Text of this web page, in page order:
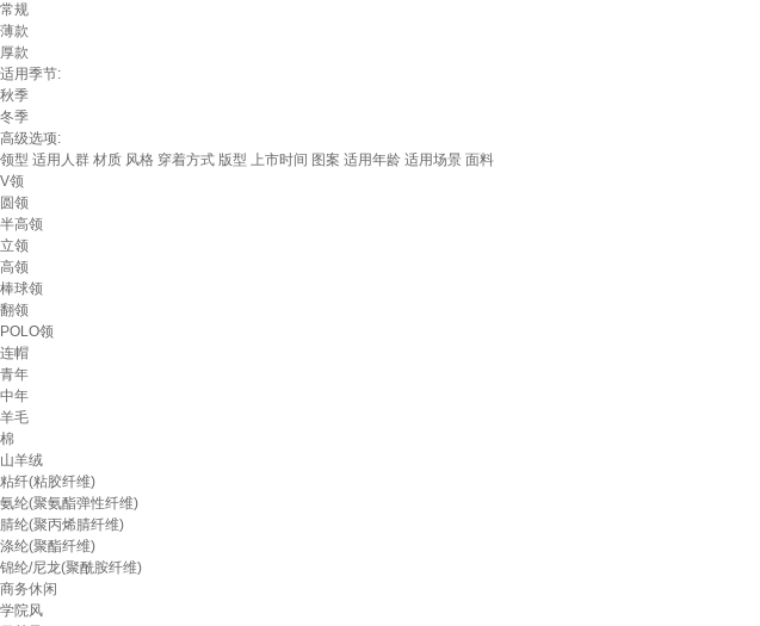
常规
薄款
厚款
适用季节:
秋季
冬季
高级选项:
领型 适用人群 材质 风格 穿着方式 版型 上市时间 图案 适用年龄 适用场景 面料
V领
圆领
半高领
立领
高领
棒球领
翻领
POLO领
连帽
青年
中年
羊毛
棉
山羊绒
粘纤(粘胶纤维)
氨纶(聚氨酯弹性纤维)
腈纶(聚丙烯腈纤维)
涤纶(聚酯纤维)
锦纶/尼龙(聚酰胺纤维)
商务休闲
学院风